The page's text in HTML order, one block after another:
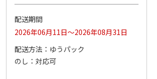
配送期間
2026年06月11日～2026年08月31日
配送方法
ゆうパック
のし
対応可